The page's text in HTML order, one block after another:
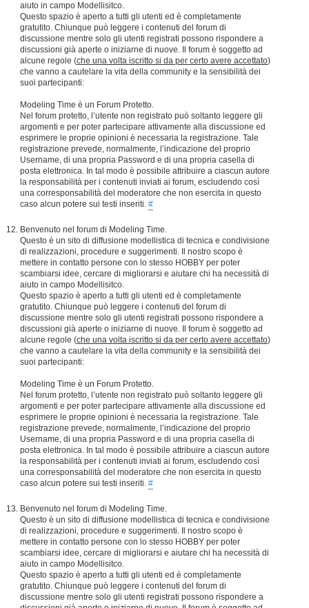
aiuto in campo Modellisitco.
Questo spazio è aperto a tutti gli utenti ed è completamente
gratutito. Chiunque può leggere i contenuti del forum di
discussione mentre solo gli utenti registrati possono rispondere a
discussioni già aperte o iniziarne di nuove. Il forum è soggetto ad
alcune regole (che una volta iscritto si da per certo avere accettato)
che vanno a cautelare la vita della community e la sensibilità dei
suoi partecipanti:
Modeling Time è un Forum Protetto.
Nel forum protetto, l’utente non registrato può soltanto leggere gli
argomenti e per poter partecipare attivamente alla discussione ed
esprimere le proprie opinioni è necessaria la registrazione. Tale
registrazione prevede, normalmente, l’indicazione del proprio
Username, di una propria Password e di una propria casella di
posta elettronica. In tal modo è possibile attribuire a ciascun autore
la responsabilità per i contenuti inviati ai forum, escludendo così
una corresponsabilità del moderatore che non esercita in questo
caso alcun potere sui testi inseriti. #
Benvenuto nel forum di Modeling Time.
Questo è un sito di diffusione modellistica di tecnica e condivisione
di realizzazioni, procedure e suggerimenti. Il nostro scopo è
mettere in contatto persone con lo stesso HOBBY per poter
scambiarsi idee, cercare di migliorarsi e aiutare chi ha necessità di
aiuto in campo Modellisitco.
Questo spazio è aperto a tutti gli utenti ed è completamente
gratutito. Chiunque può leggere i contenuti del forum di
discussione mentre solo gli utenti registrati possono rispondere a
discussioni già aperte o iniziarne di nuove. Il forum è soggetto ad
alcune regole (che una volta iscritto si da per certo avere accettato)
che vanno a cautelare la vita della community e la sensibilità dei
suoi partecipanti:
Modeling Time è un Forum Protetto.
Nel forum protetto, l’utente non registrato può soltanto leggere gli
argomenti e per poter partecipare attivamente alla discussione ed
esprimere le proprie opinioni è necessaria la registrazione. Tale
registrazione prevede, normalmente, l’indicazione del proprio
Username, di una propria Password e di una propria casella di
posta elettronica. In tal modo è possibile attribuire a ciascun autore
la responsabilità per i contenuti inviati ai forum, escludendo così
una corresponsabilità del moderatore che non esercita in questo
caso alcun potere sui testi inseriti. #
Benvenuto nel forum di Modeling Time.
Questo è un sito di diffusione modellistica di tecnica e condivisione
di realizzazioni, procedure e suggerimenti. Il nostro scopo è
mettere in contatto persone con lo stesso HOBBY per poter
scambiarsi idee, cercare di migliorarsi e aiutare chi ha necessità di
aiuto in campo Modellisitco.
Questo spazio è aperto a tutti gli utenti ed è completamente
gratutito. Chiunque può leggere i contenuti del forum di
discussione mentre solo gli utenti registrati possono rispondere a